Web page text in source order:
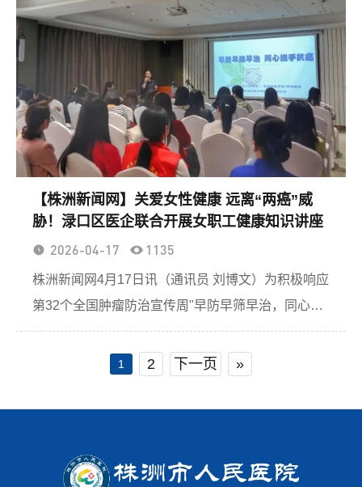
中心用速度与...
【株洲新闻网】关爱女性健康 远离“两癌”威
胁！渌口区医企联合开展女职工健康知识讲座
2026-04-17 1135
株洲新闻网4月17日讯（通讯员 刘博文）为积极响应
第32个全国肿瘤防治宣传周"早防早筛早治，同心携
手抗癌"主题号召，切实关爱女职工身心健康，普及
宫颈癌、乳腺癌防治知识，4月17日下...
1 2 下一页 »